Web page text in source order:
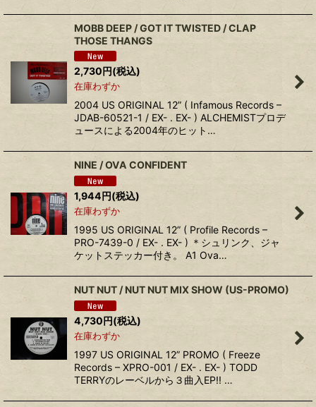
MOBB DEEP / GOT IT TWISTED / CLAP
THOSE THANGS
2,730円(税込)
在庫わずか
2004 US ORIGINAL 12” ( Infamous Records –
JDAB-60521-1 / EX- . EX- ) ALCHEMISTプロデ
ュースによる2004年のヒット…
NINE / OVA CONFIDENT
1,944円(税込)
在庫わずか
1995 US ORIGINAL 12” ( Profile Records –
PRO-7439-0 / EX- . EX- ) ＊シュリンク、ジャ
ケットステッカー付き。 A1 Ova…
NUT NUT / NUT NUT MIX SHOW (US-PROMO)
4,730円(税込)
在庫わずか
1997 US ORIGINAL 12” PROMO ( Freeze
Records – XPRO-001 / EX- . EX- ) TODD
TERRYのレーベルから３曲入EP!! …